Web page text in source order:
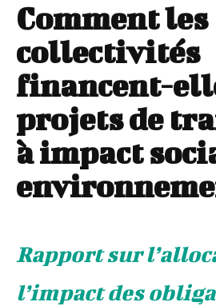
Comment les
collectivités
financent-
projets de
à impact
Rapport sur
l’impact des